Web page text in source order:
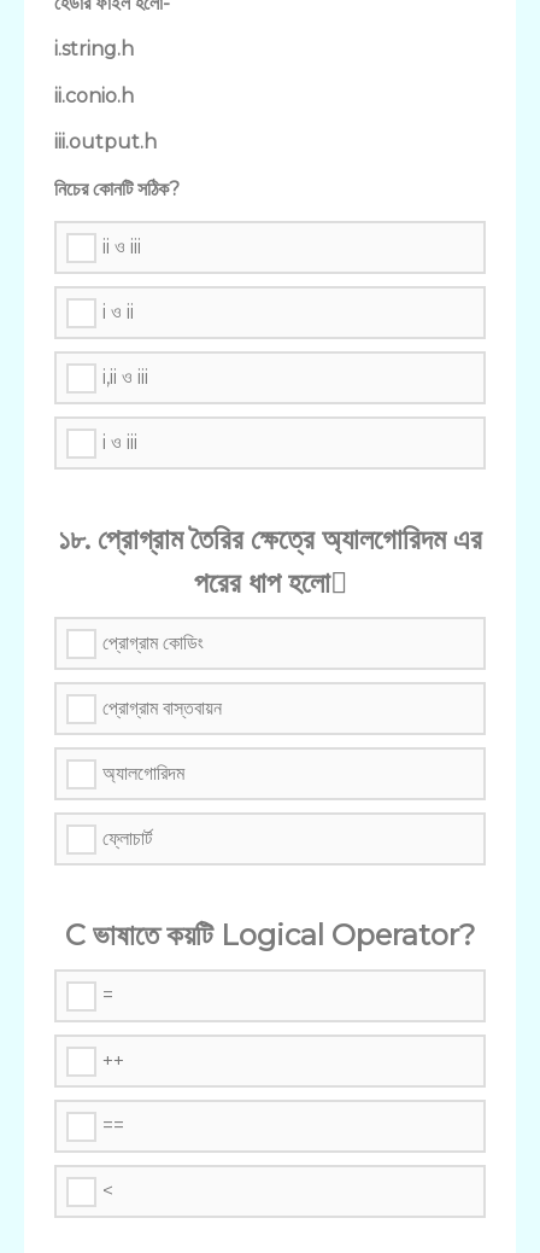
i.string.h
ii.conio.h
iii.output.h
নিচের কোনটি সঠিক?
ii ও iii
i ও ii
i,ii ও iii
i ও iii
১৮. প্রোগ্রাম তৈরির ক্ষেত্রে অ্যালগোরিদম এর
পরের ধাপ হলো
প্রোগ্রাম কোডিং
প্রোগ্রাম বাস্তবায়ন
অ্যালগোরিদম
ফ্লোচার্ট
C ভাষাতে কয়টি Logical Operator?
=
++
==
<